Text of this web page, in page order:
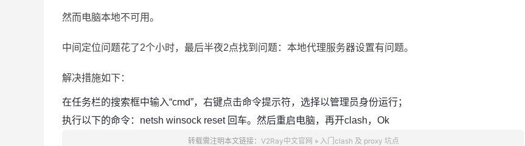
然而电脑本地不可用。
中间定位问题花了2个小时，最后半夜2点找到问题：本地代理服务器设置有问题。
解决措施如下：
在任务栏的搜索框中输入“cmd”，右键点击命令提示符，选择以管理员身份运行；
执行以下的命令：netsh winsock reset 回车。然后重启电脑，再开clash，Ok
转载需注明本文链接： V2Ray中文官网 » 入门clash 及 proxy 坑点